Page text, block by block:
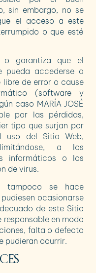
sin embargo, no se
el acceso a este
o que esté
o garantiza que el
pueda accederse a
de error o cause
(software y
caso MARÍA JOSÉ
por las pérdidas,
tipo que surjan por
uso del Sitio Web,
a los
informáticos o los
de virus.
tampoco se hace
ocasionarse
de este Sitio
responsable en modo
falta o defecto
pudieran ocurrir.